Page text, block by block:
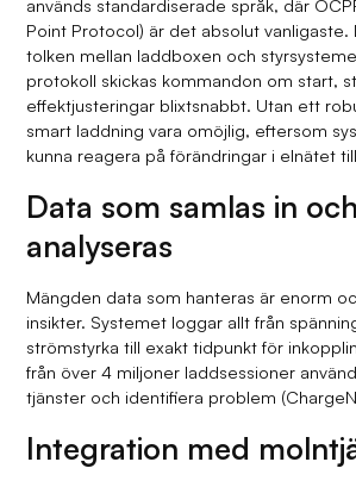
används standardiserade språk, där
Point Protocol) är det absolut vanligaste.
tolken mellan laddboxen och
protokoll skickas kommandon om start,
effektjusteringar blixtsnabbt. Utan ett
smart laddning vara omöjlig, eftersom
kunna reagera på förändringar i elnätet
Data som samlas in och
analyseras
Mängden data som hanteras är enorm
insikter. Systemet loggar allt från
strömstyrka till exakt tidpunkt för
från över 4 miljoner laddsessioner
tjänster och identifiera problem
Integration med